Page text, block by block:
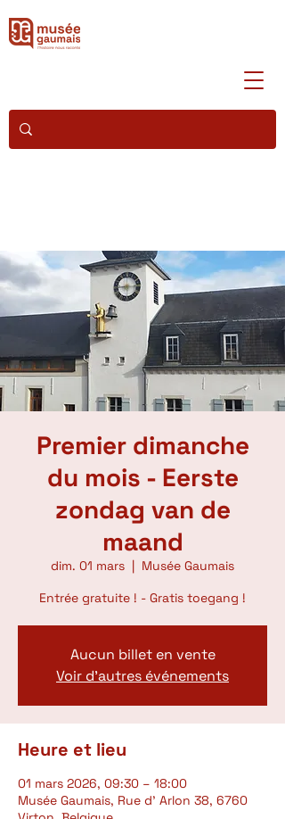
Premier dimanche
du mois - Eerste
zondag van de
maand
dim. 01 mars
  |
Musée Gaumais
Entrée gratuite ! - Gratis toegang !
Aucun billet en vente
Voir d'autres événements
Heure et lieu
01 mars 2026, 09:30 – 18:00
Musée Gaumais, Rue d' Arlon 38, 6760